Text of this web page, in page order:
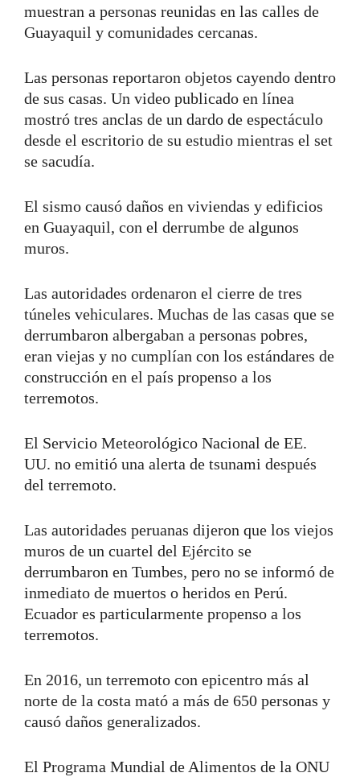
muestran a personas reunidas en las calles de
Guayaquil y comunidades cercanas.
Las personas reportaron objetos cayendo dentro
de sus casas. Un video publicado en línea
mostró tres anclas de un dardo de espectáculo
desde el escritorio de su estudio mientras el set
se sacudía.
El sismo causó daños en viviendas y edificios
en Guayaquil, con el derrumbe de algunos
muros.
Las autoridades ordenaron el cierre de tres
túneles vehiculares. Muchas de las casas que se
derrumbaron albergaban a personas pobres,
eran viejas y no cumplían con los estándares de
construcción en el país propenso a los
terremotos.
El Servicio Meteorológico Nacional de EE.
UU. no emitió una alerta de tsunami después
del terremoto.
Las autoridades peruanas dijeron que los viejos
muros de un cuartel del Ejército se
derrumbaron en Tumbes, pero no se informó de
inmediato de muertos o heridos en Perú.
Ecuador es particularmente propenso a los
terremotos.
En 2016, un terremoto con epicentro más al
norte de la costa mató a más de 650 personas y
causó daños generalizados.
El Programa Mundial de Alimentos de la ONU